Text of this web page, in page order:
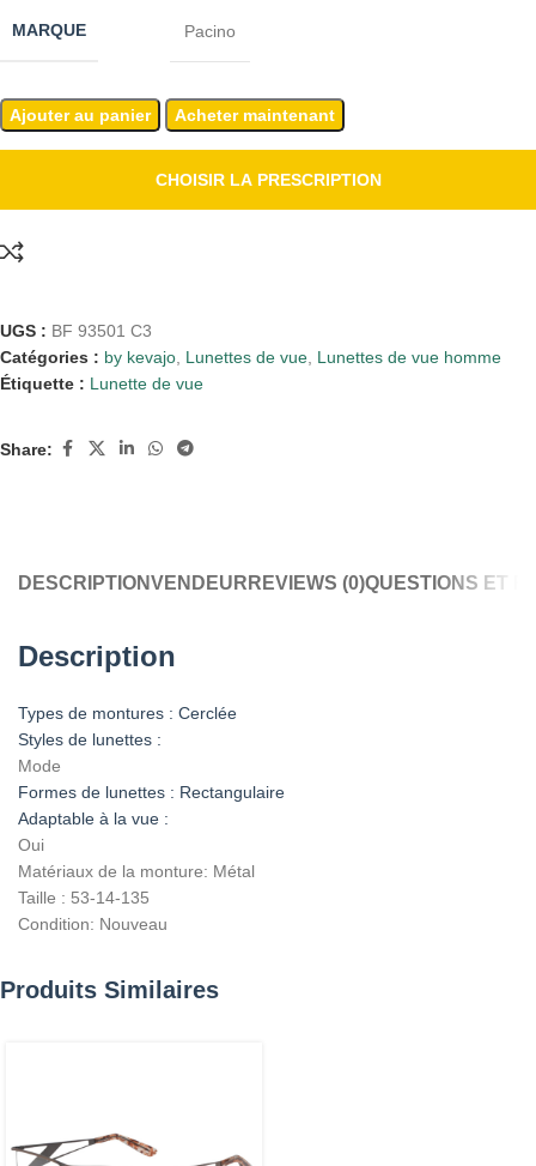
MARQUE Pacino
Ajouter au panier Acheter maintenant
CHOISIR LA PRESCRIPTION
UGS : BF 93501 C3
Catégories : by kevajo Lunettes de vue Lunettes de vue homme
Étiquette : Lunette de vue
Share:
DESCRIPTIONVENDEUR REVIEWS (0)QUESTIONS ET
Description
Types de montures : Cerclée
Styles de lunettes :
Mode
Formes de lunettes : Rectangulaire
Adaptable à la vue :
Oui
Matériaux de la monture: Métal
Taille : 53-14-135
Condition: Nouveau
Produits Similaires